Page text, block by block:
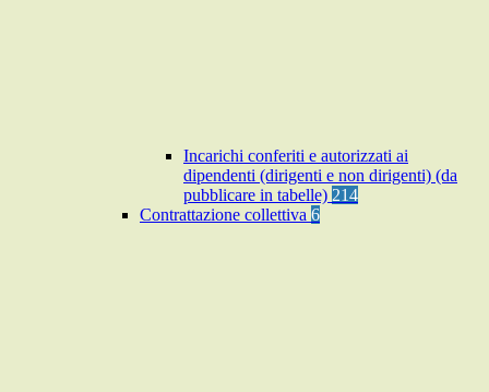
Incarichi conferiti e autorizzati ai
dipendenti (dirigenti e non dirigenti) (da
pubblicare in tabelle) 214
Contrattazione collettiva 6